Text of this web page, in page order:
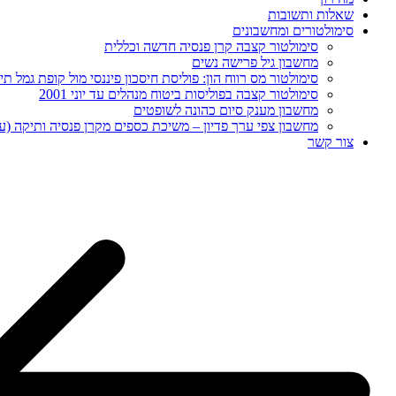
שאלות ותשובות
סימולטורים ומחשבונים
סימולטור קצבה קרן פנסיה חדשה וכללית
מחשבון גיל פרישה נשים
סימולטור מס רווח הון: פוליסת חיסכון פיננסי מול קופת גמל תיקון
סימולטור קצבה בפוליסות ביטוח מנהלים עד יוני 2001
מחשבון מענק סיום כהונה לשופטים
מחשבון צפי ערך פדיון – משיכת כספים מקרן פנסיה ותיקה
צור קשר